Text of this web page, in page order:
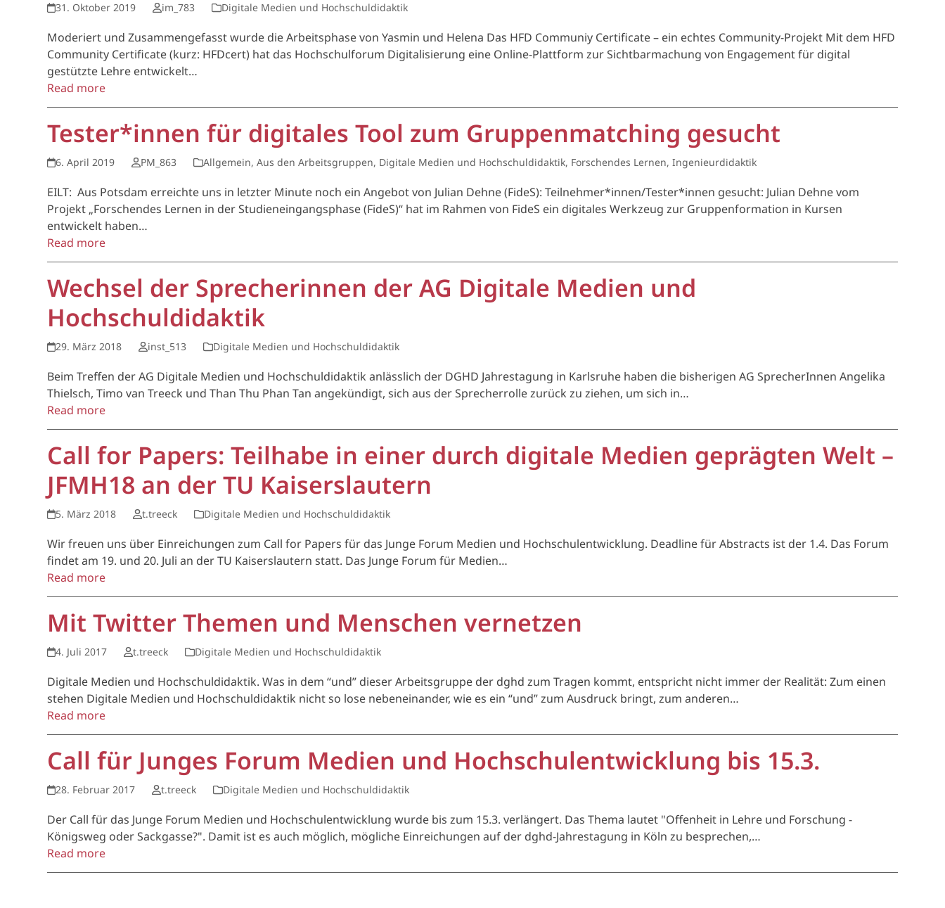
31. Oktober 2019 im_783 Digitale Medien und Hochschuldidaktik
Moderiert und Zusammengefasst wurde die Arbeitsphase von Yasmin und Helena Das HFD Communiy Certificate – ein echtes Community-Projekt Mit dem HFD
Community Certificate (kurz: HFDcert) hat das Hochschulforum Digitalisierung eine Online-Plattform zur Sichtbarmachung von Engagement für digital
gestützte Lehre entwickelt…
Read more
Tester*innen für digitales Tool zum Gruppenmatching gesucht
6. April 2019 PM_863 Allgemein, Aus den Arbeitsgruppen, Digitale Medien und Hochschuldidaktik, Forschendes Lernen, Ingenieurdidaktik
EILT: Aus Potsdam erreichte uns in letzter Minute noch ein Angebot von Julian Dehne (FideS): Teilnehmer*innen/Tester*innen gesucht: Julian Dehne vom
Projekt „Forschendes Lernen in der Studieneingangsphase (FideS)“ hat im Rahmen von FideS ein digitales Werkzeug zur Gruppenformation in Kursen
entwickelt haben…
Read more
Wechsel der Sprecherinnen der AG Digitale Medien und
Hochschuldidaktik
29. März 2018 inst_513 Digitale Medien und Hochschuldidaktik
Beim Treffen der AG Digitale Medien und Hochschuldidaktik anlässlich der DGHD Jahrestagung in Karlsruhe haben die bisherigen AG SprecherInnen Angelika
Thielsch, Timo van Treeck und Than Thu Phan Tan angekündigt, sich aus der Sprecherrolle zurück zu ziehen, um sich in…
Read more
Call for Papers: Teilhabe in einer durch digitale Medien geprägten Welt –
JFMH18 an der TU Kaiserslautern
5. März 2018 t.treeck Digitale Medien und Hochschuldidaktik
Wir freuen uns über Einreichungen zum Call for Papers für das Junge Forum Medien und Hochschulentwicklung. Deadline für Abstracts ist der 1.4. Das Forum
findet am 19. und 20. Juli an der TU Kaiserslautern statt. Das Junge Forum für Medien…
Read more
Mit Twitter Themen und Menschen vernetzen
4. Juli 2017 t.treeck Digitale Medien und Hochschuldidaktik
Digitale Medien und Hochschuldidaktik. Was in dem “und” dieser Arbeitsgruppe der dghd zum Tragen kommt, entspricht nicht immer der Realität: Zum einen
stehen Digitale Medien und Hochschuldidaktik nicht so lose nebeneinander, wie es ein “und” zum Ausdruck bringt, zum anderen…
Read more
Call für Junges Forum Medien und Hochschulentwicklung bis 15.3.
28. Februar 2017 t.treeck Digitale Medien und Hochschuldidaktik
Der Call für das Junge Forum Medien und Hochschulentwicklung wurde bis zum 15.3. verlängert. Das Thema lautet "Offenheit in Lehre und Forschung -
Königsweg oder Sackgasse?". Damit ist es auch möglich, mögliche Einreichungen auf der dghd-Jahrestagung in Köln zu besprechen,…
Read more